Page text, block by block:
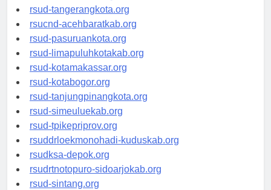
rsud-kotabekasi.org
rsud-tangerangkota.org
rsucnd-acehbaratkab.org
rsud-pasuruankota.org
rsud-limapuluhkotakab.org
rsud-kotamakassar.org
rsud-kotabogor.org
rsud-tanjungpinangkota.org
rsud-simeuluekab.org
rsud-tpikepriprov.org
rsuddrloekmonohadi-kuduskab.org
rsudksa-depok.org
rsudrtnotopuro-sidoarjokab.org